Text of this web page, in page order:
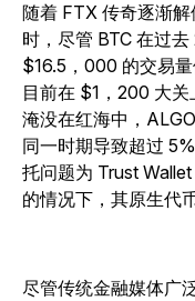
随着 FTX 传奇逐渐
时，尽管 BTC 在过
$16.5，000 的交易
目前在 $1，200 大
淹没在红海中，
同一时期导致超过
托问题为 Trust
的情况下，其原生代
尽管传统金融媒体广